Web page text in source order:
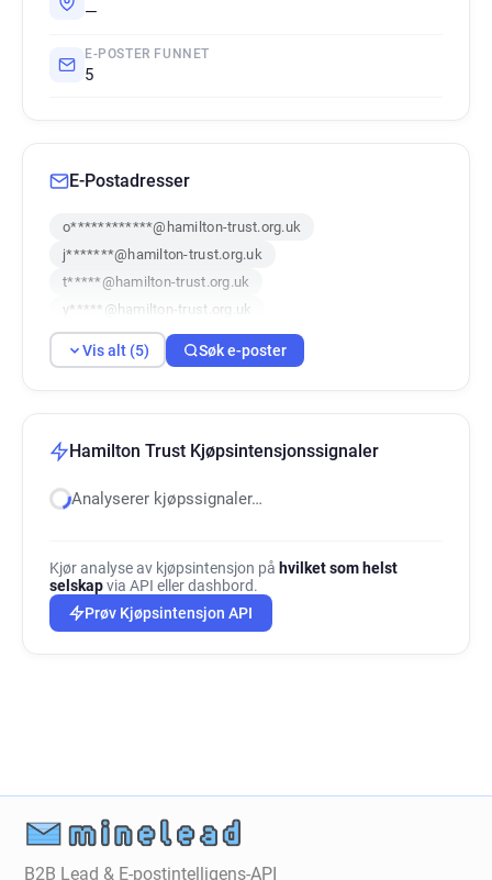
—
E-POSTER FUNNET
5
E-Postadresser
o************@hamilton-trust.org.uk
j*******@hamilton-trust.org.uk
t*****@hamilton-trust.org.uk
y*****@hamilton-trust.org.uk
s************@hamilton-trust.org.uk
Vis alt (5) Søk e-poster
Hamilton Trust Kjøpsintensjonssignaler
Analyserer kjøpssignaler…
Kjør analyse av kjøpsintensjon på hvilket som helst
selskapvia API eller dashbord.
Prøv Kjøpsintensjon API
B2B Lead & E-postintelligens-API